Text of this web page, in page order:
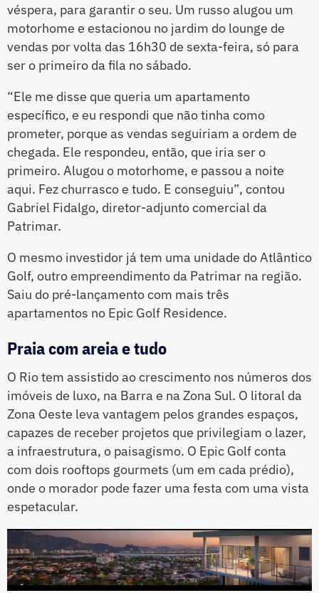
véspera, para garantir o seu. Um russo alugou um
motorhome e estacionou no jardim do lounge de
vendas por volta das 16h30 de sexta-feira, só para
ser o primeiro da fila no sábado.
“Ele me disse que queria um apartamento
específico, e eu respondi que não tinha como
prometer, porque as vendas seguiriam a ordem de
chegada. Ele respondeu, então, que iria ser o
primeiro. Alugou o motorhome, e passou a noite
aqui. Fez churrasco e tudo. E conseguiu”, contou
Gabriel Fidalgo, diretor-adjunto comercial da
Patrimar.
O mesmo investidor já tem uma unidade do Atlântico
Golf, outro empreendimento da Patrimar na região.
Saiu do pré-lançamento com mais três
apartamentos no Epic Golf Residence.
Praia com areia e tudo
O Rio tem assistido ao crescimento nos números dos
imóveis de luxo, na Barra e na Zona Sul. O litoral da
Zona Oeste leva vantagem pelos grandes espaços,
capazes de receber projetos que privilegiam o lazer,
a infraestrutura, o paisagismo. O Epic Golf conta
com dois rooftops gourmets (um em cada prédio),
onde o morador pode fazer uma festa com uma vista
espetacular.